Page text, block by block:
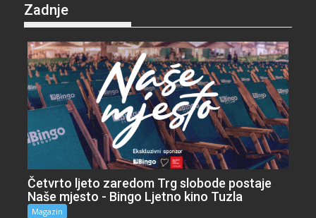
Zadnje
Četvrto ljeto zaredom Trg slobode postaje
Naše mjesto - Bingo Ljetno kino Tuzla
Magazin